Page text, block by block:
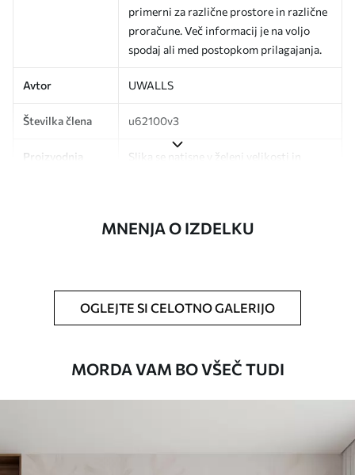
primerni za različne prostore in različne
proračune. Več informacij je na voljo
spodaj ali med postopkom prilagajanja.
Avtor UWALLS
Številka člena u62100v3
Proizvodnja
Slika se natisne v želeni velikosti in
Dodate lahko lak in/ali lepilo za tapete.
lahko očistite z vodo.
45
MNENJA O IZDELKU
OGLEJTE SI CELOTNO GALERIJO
MORDA VAM BO VŠEČ TUDI